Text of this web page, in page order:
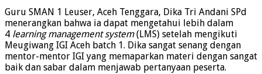
Guru SMAN 1 Leuser, Aceh Tenggara, Dika Tri Andani SPd
menerangkan bahwa ia dapat mengetahui lebih dalam
4 learning management system(LMS) setelah mengikuti
Meugiwang IGI Aceh batch 1. Dika sangat senang dengan
mentor-mentor IGI yang memaparkan materi dengan sangat
baik dan sabar dalam menjawab pertanyaan peserta.